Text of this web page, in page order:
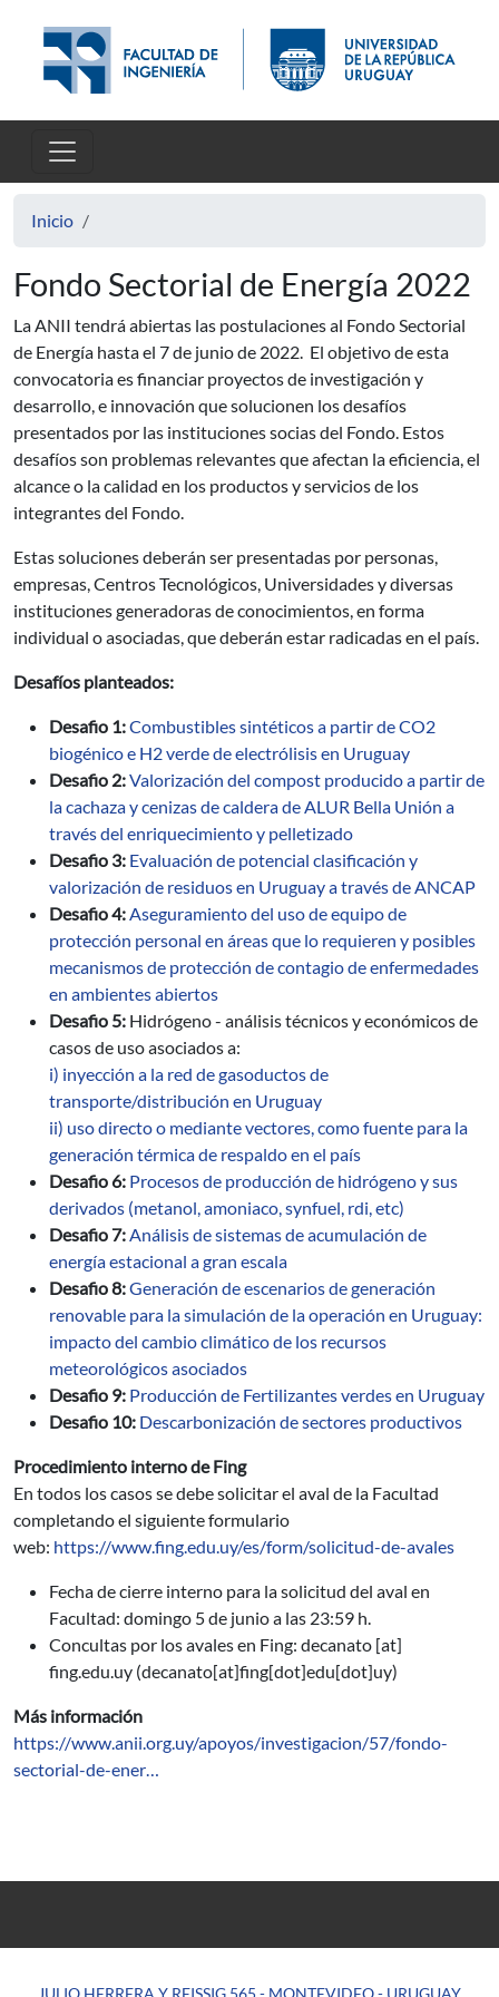
Inicio
Fondo Sectorial de Energía 2022
La ANII tendrá abiertas las postulaciones al Fondo Sectorial
de Energía hasta el 7 de junio de 2022. El objetivo de esta
convocatoria es financiar proyectos de investigación y
desarrollo, e innovación que solucionen los desafíos
presentados por las instituciones socias del Fondo. Estos
desafíos son problemas relevantes que afectan la eficiencia, el
alcance o la calidad en los productos y servicios de los
integrantes del Fondo.
Estas soluciones deberán ser presentadas por personas,
empresas, Centros Tecnológicos, Universidades y diversas
instituciones generadoras de conocimientos, en forma
individual o asociadas, que deberán estar radicadas en el país.
Desafíos planteados:
Desafio 1:Combustibles sintéticos a partir de CO2
biogénico e H2 verde de electrólisis en Uruguay
Desafio 2:Valorización del compost producido a partir de
la cachaza y cenizas de caldera de ALUR Bella Unión a
través del enriquecimiento y pelletizado
Desafio 3: Evaluación de potencial clasificación y
valorización de residuos en Uruguay a través de ANCAP
Desafio 4:Aseguramiento del uso de equipo de
protección personal en áreas que lo requieren y posibles
mecanismos de protección de contagio de enfermedades
en ambientes abiertos
Desafio 5: Hidrógeno - análisis técnicos y económicos de
casos de uso asociados a:
i) inyección a la red de gasoductos de
transporte/distribución en Uruguay
ii) uso directo o mediante vectores, como fuente para la
generación térmica de respaldo en el país
Desafio 6: Procesos de producción de hidrógeno y sus
derivados (metanol, amoniaco, synfuel, rdi, etc)
Desafio 7:Análisis de sistemas de acumulación de
energía estacional a gran escala
Desafio 8:Generación de escenarios de generación
renovable para la simulación de la operación en Uruguay:
impacto del cambio climático de los recursos
meteorológicos asociados
Desafio 9: Producción de Fertilizantes verdes en Uruguay
Desafio 10: Descarbonización de sectores productivos
Procedimiento interno de Fing
En todos los casos se debe solicitar el aval de la Facultad
completando el siguiente formulario
web: https://www.fing.edu.uy/es/form/solicitud-de-avales
Fecha de cierre interno para la solicitud del aval en
Facultad: domingo 5 de junio a las 23:59 h.
Concultas por los avales en Fing: decanato [at]
fing.edu.uy (decanato[at]fing[dot]edu[dot]uy)
Más información
https://www.anii.org.uy/apoyos/investigacion/57/fondo-
sectorial-de-ener…
JULIO HERRERA Y REISSIG 565 - MONTEVIDEO - URUGUAY